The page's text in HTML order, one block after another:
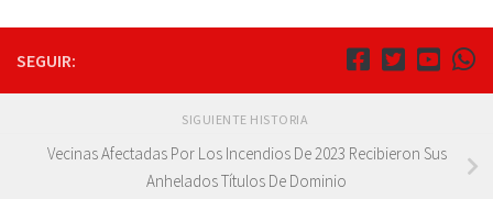
SEGUIR:
SIGUIENTE HISTORIA
Vecinas Afectadas Por Los Incendios De 2023 Recibieron Sus
Anhelados Títulos De Dominio